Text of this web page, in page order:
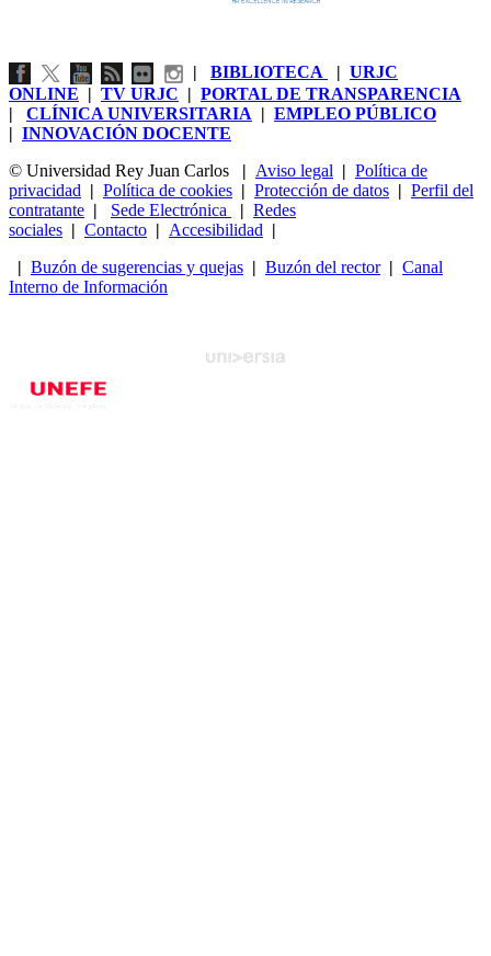
| BIBLIOTECA | URJC
ONLINE | TV URJC | PORTAL DE TRANSPARENCIA
| CLÍNICA UNIVERSITARIA | EMPLEO PÚBLICO
| INNOVACIÓN DOCENTE
© Universidad Rey Juan Carlos
| Aviso legal | Política de
privacidad | Política de cookies | Protección de datos | Perfil del
contratante | Sede Electrónica | Redes
sociales | Contacto | Accesibilidad |
| Buzón de sugerencias y quejas | Buzón del rector| Canal
Interno de Información